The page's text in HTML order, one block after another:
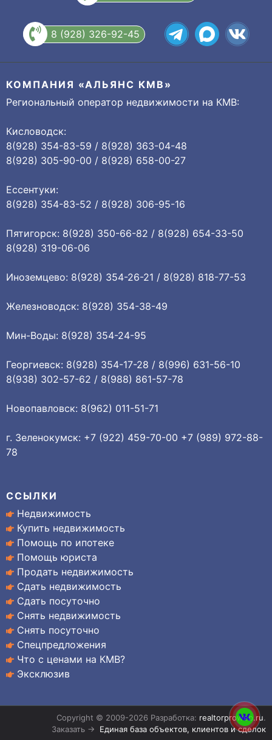
8 (928) 326-92-45
КОМПАНИЯ «АЛЬЯНС КМВ»
Региональный оператор недвижимости на КМВ:
Кисловодск:
8(928) 354-83-59 / 8(928) 363-04-48
8(928) 305-90-00 / 8(928) 658-00-27
Ессентуки:
8(928) 354-83-52 / 8(928) 306-95-16
Пятигорск: 8(928) 350-66-82 / 8(928) 654-33-50
8(928) 319-06-06
Иноземцево: 8(928) 354-26-21 / 8(928) 818-77-53
Железноводск: 8(928) 354-38-49
Мин-Воды: 8(928) 354-24-95
Георгиевск: 8(928) 354-17-28 / 8(996) 631-56-10
8(938) 302-57-62 / 8(988) 861-57-78
Новопавловск: 8(962) 011-51-71
г. Зеленокумск: +7 (922) 459-70-00 +7 (989) 972-88-
78
ССЫЛКИ
Недвижимость
Купить недвижимость
Помощь по ипотеке
Помощь юриста
Продать недвижимость
Сдать недвижимость
Сдать посуточно
Снять недвижимость
Снять посуточно
Спецпредложения
Что с ценами на КМВ?
Эксклюзив
Copyright © 2009-2026 Разработка: realtorproweb.ru.
Заказать → Единая база объектов, клиентов и сделок